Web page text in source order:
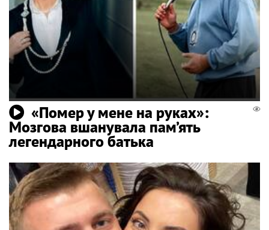
«Помер у мене на руках»:
Мозгова вшанувала пам’ять
легендарного батька